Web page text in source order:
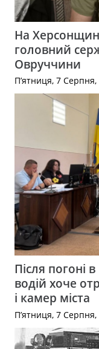
На
головний
Овруччини
П’ятниця, 7 Серпня,
Після погоні
водій хоче
і камер міста
П’ятниця, 7 Серпня,